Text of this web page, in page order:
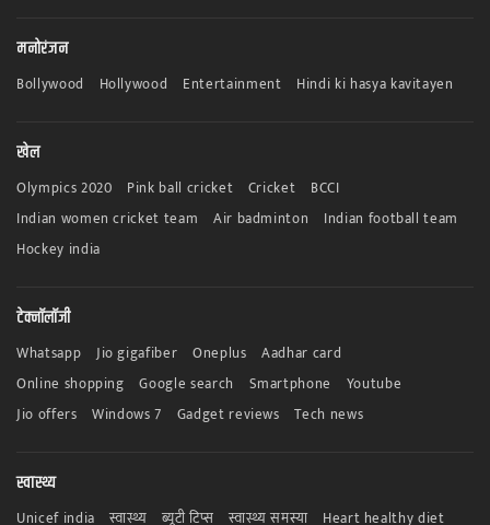
मनोरंजन
Bollywood Hollywood Entertainment Hindi ki hasya kavitayen
खेल
Olympics 2020 Pink ball cricket Cricket
BCCI
Indian women cricket team
Air badminton
Indian football team
Hockey india
टेक्नॉलॉजी
Whatsapp Jio gigafiber Oneplus
Aadhar card
Online shopping
Google search Smartphone
Youtube
Jio offers
Windows 7 Gadget reviews Tech news
स्वास्थ्य
Unicef india स्वास्थ्य ब्यूटी टिप्स स्वास्थ्य समस्या Heart healthy diet